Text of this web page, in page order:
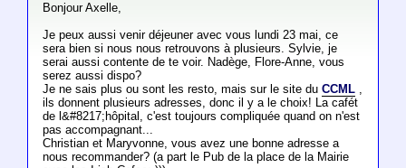
Bonjour Axelle,
Je peux aussi venir déjeuner avec vous lundi 23 mai, ce
sera bien si nous nous retrouvons à plusieurs. Sylvie, je
serai aussi contente de te voir. Nadège, Flore-Anne, vous
serez aussi dispo?
Je ne sais plus ou sont les resto, mais sur le site du CCML,
ils donnent plusieurs adresses, donc il y a le choix! La cafét
de l&#8217;hôpital, c'est toujours compliquée quand on n'est
pas accompagnant...
Christian et Maryvonne, vous avez une bonne adresse a
nous recommander? (a part le Pub de la place de la Mairie